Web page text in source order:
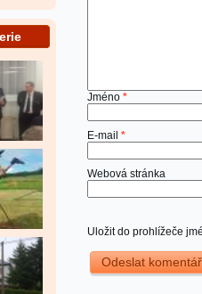
Jméno *
E-mail *
Webová stránka
Uložit do prohlížeče